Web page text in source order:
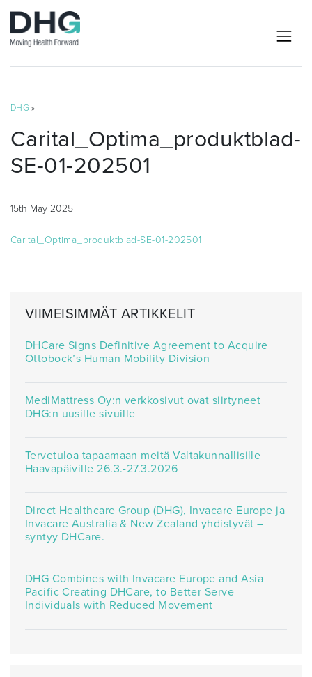
DHG »
Carital_Optima_produktblad-
SE-01-202501
15th May 2025
Carital_Optima_produktblad-SE-01-202501
VIIMEISIMMÄT ARTIKKELIT
DHCare Signs Definitive Agreement to Acquire
Ottobock’s Human Mobility Division
MediMattress Oy:n verkkosivut ovat siirtyneet
DHG:n uusille sivuille
Tervetuloa tapaamaan meitä Valtakunnallisille
Haavapäiville 26.3.-27.3.2026
Direct Healthcare Group (DHG), Invacare Europe ja
Invacare Australia & New Zealand yhdistyvät –
syntyy DHCare.
DHG Combines with Invacare Europe and Asia
Pacific Creating DHCare, to Better Serve
Individuals with Reduced Movement